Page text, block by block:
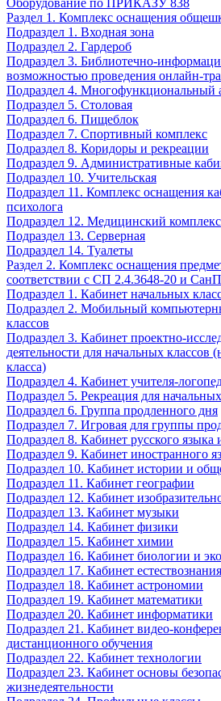
Оборудование по ПРИКАЗУ 838
Раздел 1. Комплекс оснащения
Подраздел 1. Входная зона
Подраздел 2. Гардероб
Подраздел 3. Библиотечно-
возможностью проведения онлайн-
Подраздел 4. Многофункциональный
Подраздел 5. Столовая
Подраздел 6. Пищеблок
Подраздел 7. Спортивный комплекс
Подраздел 8. Коридоры и рекреации
Подраздел 9. Административные
Подраздел 10. Учительская
Подраздел 11. Комплекс оснащения
психолога
Подраздел 12. Медицинский комплекс
Подраздел 13. Серверная
Подраздел 14. Туалеты
Раздел 2. Комплекс оснащения
соответствии с СП 2.4.3648-20 и
Подраздел 1. Кабинет начальных
Подраздел 2. Мобильный
классов
Подраздел 3. Кабинет проектно-
деятельности для начальных классов
класса)
Подраздел 4. Кабинет учителя-
Подраздел 5. Рекреация для
Подраздел 6. Группа продленного дня
Подраздел 7. Игровая для группы
Подраздел 8. Кабинет русского языка
Подраздел 9. Кабинет иностранного
Подраздел 10. Кабинет истории и
Подраздел 11. Кабинет географии
Подраздел 12. Кабинет
Подраздел 13. Кабинет музыки
Подраздел 14. Кабинет физики
Подраздел 15. Кабинет химии
Подраздел 16. Кабинет биологии и
Подраздел 17. Кабинет естествознания
Подраздел 18. Кабинет астрономии
Подраздел 19. Кабинет математики
Подраздел 20. Кабинет информатики
Подраздел 21. Кабинет видео-
дистанционного обучения
Подраздел 22. Кабинет технологии
Подраздел 23. Кабинет основы
жизнедеятельности